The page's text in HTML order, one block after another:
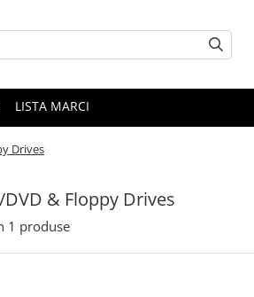
LISTA MARCI
Drives
DVD & Floppy Drives
1 produse